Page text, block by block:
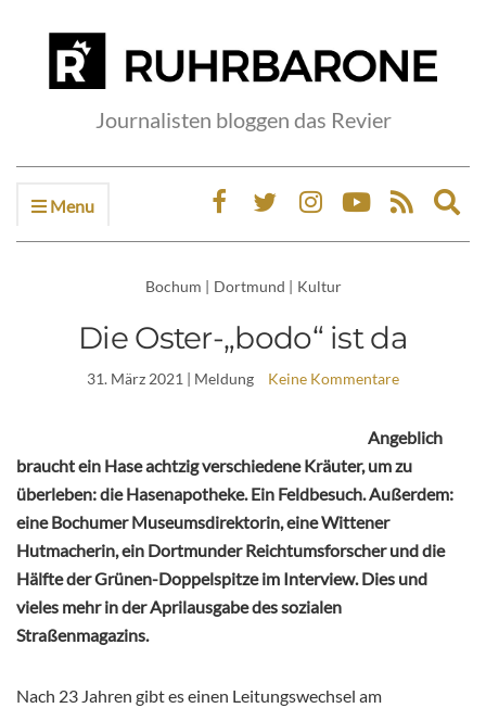
Journalisten bloggen das Revier
Menu
Bochum | Dortmund | Kultur
Die Oster-„bodo“ ist da
31. März 2021 | Meldung Keine Kommentare
Angeblich
braucht ein Hase achtzig verschiedene Kräuter, um zu
überleben: die Hasenapotheke. Ein Feldbesuch. Außerdem:
eine Bochumer Museumsdirektorin, eine Wittener
Hutmacherin, ein Dortmunder Reichtumsforscher und die
Hälfte der Grünen-Doppelspitze im Interview. Dies und
vieles mehr in der Aprilausgabe des sozialen
Straßenmagazins.
Nach 23 Jahren gibt es einen Leitungswechsel am